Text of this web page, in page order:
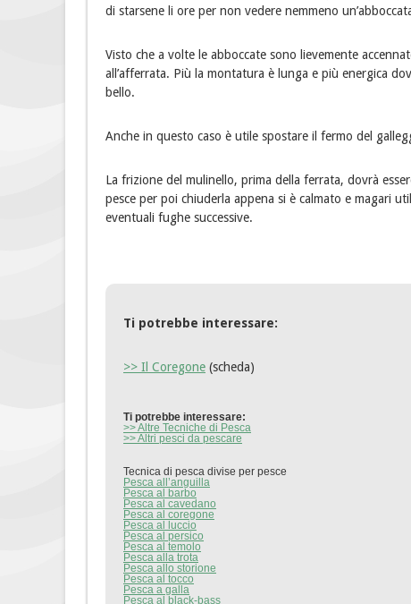
di starsene li ore per non vedere nemmeno
Visto che a volte le abboccate sono lievemente
all’afferrata. Più la montatura è lunga e più energica
bello.
Anche in questo caso è utile spostare il fermo del
La frizione del mulinello, prima della ferrata, dovrà
pesce per poi chiuderla appena si è calmato e magari
eventuali fughe successive.
Ti potrebbe interessare:
>> Il Coregone (scheda)
Ti potrebbe interessare:
>> Altre Tecniche di Pesca
>> Altri pesci da pescare
Tecnica di pesca divise per pesce
Pesca all’anguilla
Pesca al barbo
Pesca al cavedano
Pesca al coregone
Pesca al luccio
Pesca al persico
Pesca al temolo
Pesca alla trota
Pesca allo storione
Pesca al tocco
Pesca a galla
Pesca al black-bass